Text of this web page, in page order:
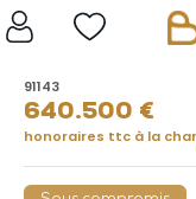
91143
640.500 €
honoraires ttc à la